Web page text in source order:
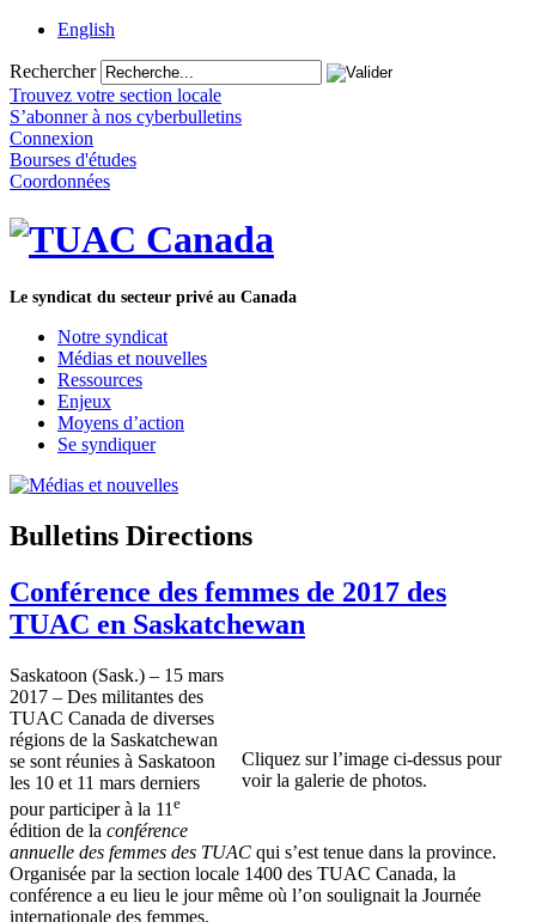
English
Rechercher
Trouvez votre section locale
S’abonner à nos cyberbulletins
Connexion
Bourses d'études
Coordonnées
Le syndicat du secteur privé au Canada
Notre syndicat
Médias et nouvelles
Ressources
Enjeux
Moyens d’action
Se syndiquer
Bulletins Directions
Conférence des femmes de 2017 des
TUAC en Saskatchewan
Cliquez sur l’image ci-dessus pour
voir la galerie de photos.
Saskatoon (Sask.) – 15 mars
2017 – Des militantes des
TUAC Canada de diverses
régions de la Saskatchewan
se sont réunies à Saskatoon
les 10 et 11 mars derniers
pour participer à la 11 e
édition de la conférence
annuelle des femmes des TUAC qui s’est tenue dans la province.
Organisée par la section locale 1400 des TUAC Canada, la
conférence a eu lieu le jour même où l’on soulignait la Journée
internationale des femmes.